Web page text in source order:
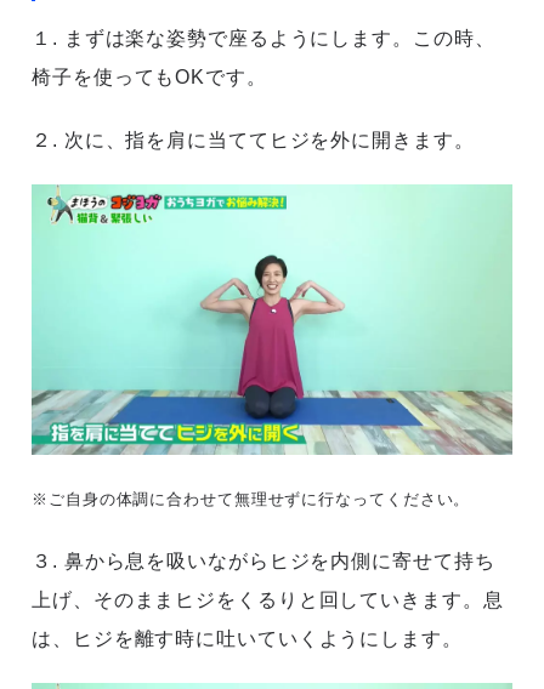
１. まずは楽な姿勢で座るようにします。この時、
椅子を使ってもOKです。
２. 次に、指を肩に当ててヒジを外に開きます。
※ご自身の体調に合わせて無理せずに行なってください。
３. 鼻から息を吸いながらヒジを内側に寄せて持ち
上げ、そのままヒジをくるりと回していきます。息
は、ヒジを離す時に吐いていくようにします。